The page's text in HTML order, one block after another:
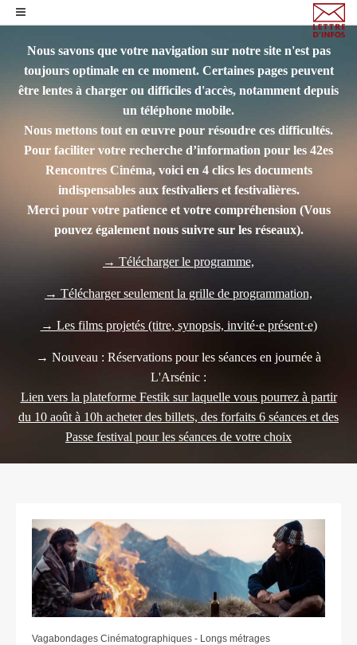
Nous savons que votre navigation sur notre site n'est pas
toujours optimale en ce moment. Certaines pages peuvent
être lentes à charger ou difficiles d'accès, notamment depuis
un téléphone mobile.
Nous mettons tout en œuvre pour résoudre ces difficultés.
Pour faciliter votre recherche d’information pour les 42es
Rencontres Cinéma, voici en 4 clics les documents
indispensables aux festivaliers et festivalières.
Merci pour votre patience et votre compréhension (Vous
pouvez également nous suivre sur les réseaux).
→ Télécharger le programme,
→ Télécharger seulement la grille de programmation,
→ Les films projetés (titre, synopsis, invité·e présent·e)
→ Nouveau : Réservations pour les séances en journée à
L'Arsénic :
Lien vers la plateforme Festik sur laquelle vous pourrez à partir
du 10 août à 10h acheter des billets, des forfaits 6 séances et des
Passe festival pour les séances de votre choix
Vagabondages Cinématographiques - Longs métrages